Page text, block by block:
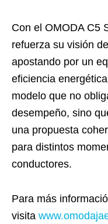
Con el OMODA C5
refuerza su visión
apostando por un
eficiencia
modelo que no
desempeño, sino
una propuesta
para distintos
conductores.
Para más
visita